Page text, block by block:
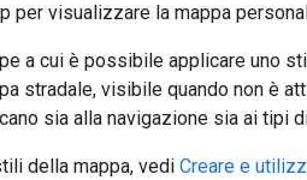
per visualizzare la mappa
a cui è possibile applicare uno
stradale, visibile quando non è
sia alla navigazione sia ai tipi
della mappa, vedi Creare e